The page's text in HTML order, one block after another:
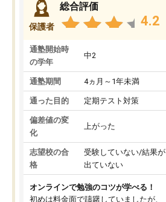
保護者
総合評価
4.2
通塾開始時
の学年
中2
通塾期間 4ヵ月～1年未満
通った目的 定期テスト対策
偏差値の変
化
上がった
志望校の合
格
受験していない/結果が
出ていない
オンラインで勉強のコツが学べる！
初めは料金面で躊躇していましたが、